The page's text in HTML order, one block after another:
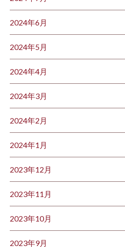
2024年6月
2024年5月
2024年4月
2024年3月
2024年2月
2024年1月
2023年12月
2023年11月
2023年10月
2023年9月